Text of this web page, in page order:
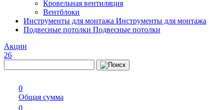
Кровельная вентиляция
Вентблоки
Инструменты для монтажа Инструменты для монтажа
Подвесные потолки Подвесные потолки
Акции
26
0
Общая сумма
0